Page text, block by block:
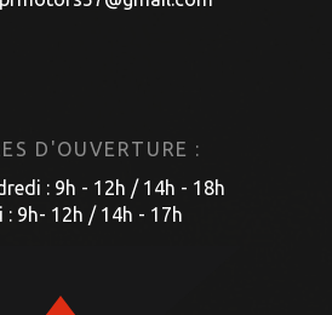
D'OUVERTURE :
: 9h - 12h / 14h - 18h
: 9h- 12h / 14h - 17h